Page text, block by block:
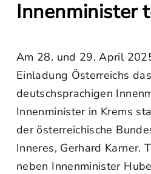
Innenminister
Am 28. und 29. April
Einladung Österreichs
deutschsprachigen
Innenminister in Krems
der österreichische
Inneres, Gerhard Karner.
neben Innenminister